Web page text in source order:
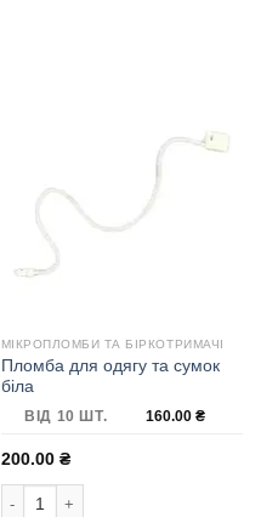
МІКРОПЛОМБИ ТА БІРКОТРИМАЧІ
Пломба для одягу та сумок
біла
ВІД 10 ШТ. 160.00 ₴
200.00 ₴